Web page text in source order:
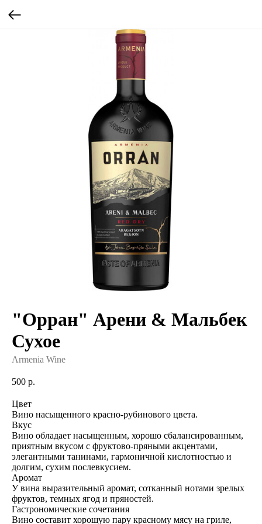
"Орран" Арени & Мальбек
Сухое
Armenia Wine
500 р.
Цвет
Вино насыщенного красно-рубинового цвета.
Вкус
Вино обладает насыщенным, хорошо сбалансированным,
приятным вкусом с фруктово-пряными акцентами,
элегантными танинами, гармоничной кислотностью и
долгим, сухим послевкусием.
Аромат
У вина выразительный аромат, сотканный нотами зрелых
фруктов, темных ягод и пряностей.
Гастрономические сочетания
Вино составит хорошую пару красному мясу на гриле,